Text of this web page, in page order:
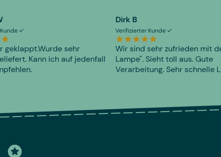
geklappt.Wurde sehr
Kann ich auf jedenfall
Dirk B
Verifizierter Kunde
Wir sind sehr zufrieden mit
Lampe". Sieht toll aus. Gute
Verarbeitung. Sehr schnelle